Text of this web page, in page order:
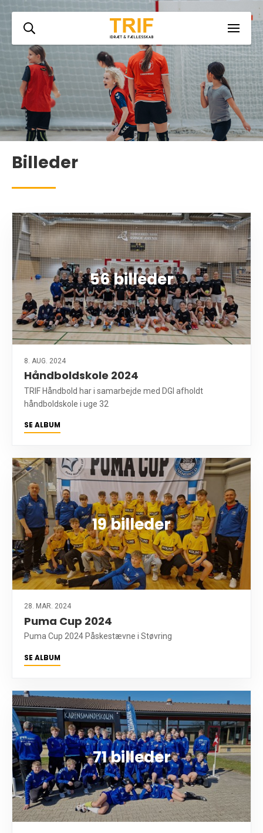
Billeder
56 billeder
8. AUG. 2024
Håndboldskole 2024
TRIF Håndbold har i samarbejde med DGI afholdt
håndboldskole i uge 32
SE ALBUM
19 billeder
28. MAR. 2024
Puma Cup 2024
Puma Cup 2024 Påskestævne i Støvring
SE ALBUM
71 billeder